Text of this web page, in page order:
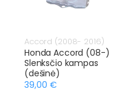
Accord (2008- 2016)
Honda Accord (08-)
Slenksčio kampas
(dešinė)
39,00 €